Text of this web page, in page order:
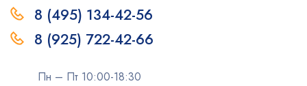
8 (495) 134-42-56
8 (925) 722-42-66
Пн – Пт 10:00-18:30